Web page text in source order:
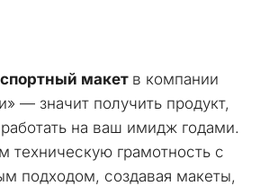
макет в компании
— значит получить продукт,
на ваш имидж годами.
техническую грамотность с
подходом, создавая макеты,